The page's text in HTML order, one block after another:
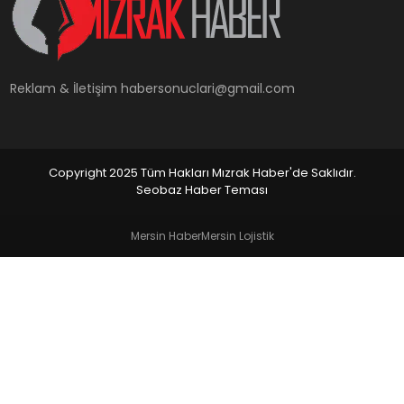
YAŞAM
Reklam & İletişimhabersonuclari@gmail.com
Copyright 2025 Tüm Hakları Mızrak Haber'de Saklıdır.
Seobaz Haber Teması
Mersin HaberMersin Lojistik